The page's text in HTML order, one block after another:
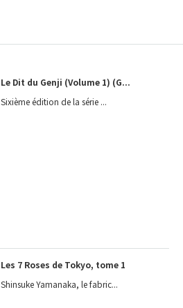
Le Dit du Genji (Volume 1) (G...
Sixième édition de la série ...
Les 7 Roses de Tokyo, tome 1
Shinsuke Yamanaka, le fabric...